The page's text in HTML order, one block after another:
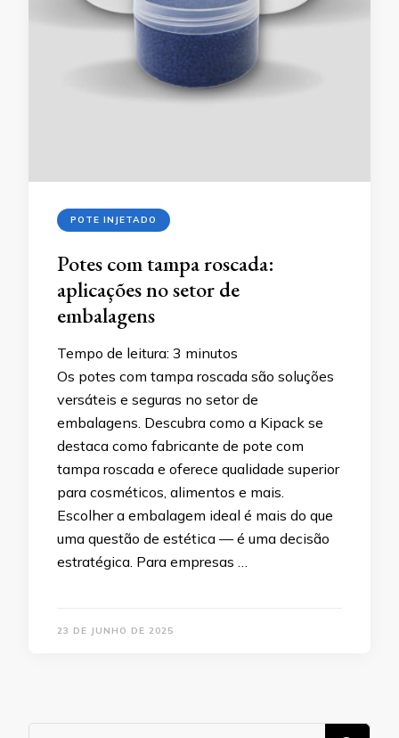
POTE INJETADO
Potes com tampa roscada:
aplicações no setor de
embalagens
Tempo de leitura: 3 minutos
Os potes com tampa roscada são soluções
versáteis e seguras no setor de
embalagens. Descubra como a Kipack se
destaca como fabricante de pote com
tampa roscada e oferece qualidade superior
para cosméticos, alimentos e mais.
Escolher a embalagem ideal é mais do que
uma questão de estética — é uma decisão
estratégica. Para empresas …
23 DE JUNHO DE 2025